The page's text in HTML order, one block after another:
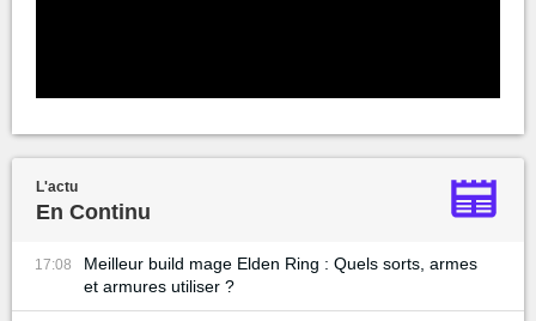
L'actu
En Continu
17:08
Meilleur build mage Elden Ring : Quels sorts, armes
et armures utiliser ?